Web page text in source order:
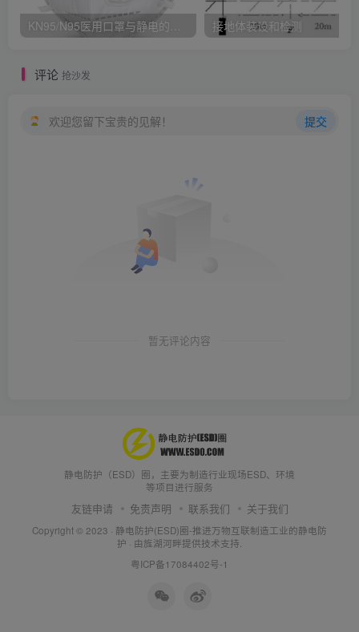
接地体装设和检测
评论 抢沙发
欢迎您留下宝贵的见解！ 提交
暂无评论内容
静电防护（ESD）圈，主要为制造行业现场ESD、环境
等项目进行服务
友链申请 免责声明 联系我们 关于我们
Copyright © 2023 · 静电防护(ESD)圈-推进万物互联制造工业的静电防
护 · 由旌湖河畔提供技术支持.
粤ICP备17084402号-1